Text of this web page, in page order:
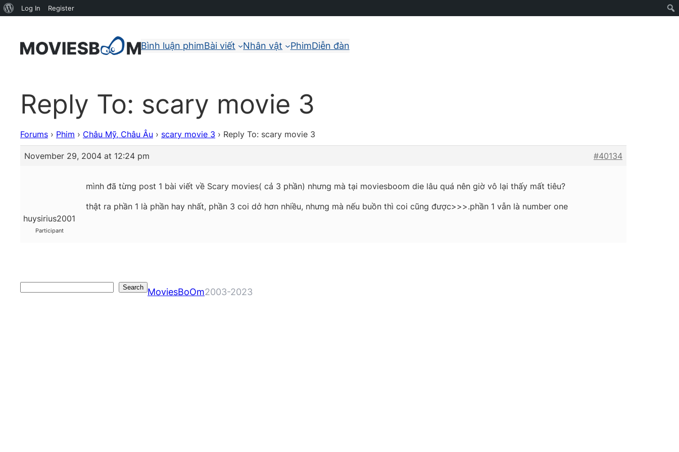
Bình luận phimBài viết Nhân vật PhimDiễn đàn
Reply To: scary movie 3
Forums › Phim › Châu Mỹ, Châu Âu › scary movie 3 › Reply To: scary movie 3
November 29, 2004 at 12:24 pm #40134
huysirius2001
Participant
mình đã từng post 1 bài viết về Scary movies( cả 3 phần) nhưng mà tại moviesboom die lâu quá nên giờ vô lại thấy mất tiêu?
thật ra phần 1 là phần hay nhất, phần 3 coi dở hơn nhiều, nhưng mà nếu buồn thì coi cũng được>>>.phần 1 vẫn là number one
Search MoviesBoOm2003-2023
About
Log In Register